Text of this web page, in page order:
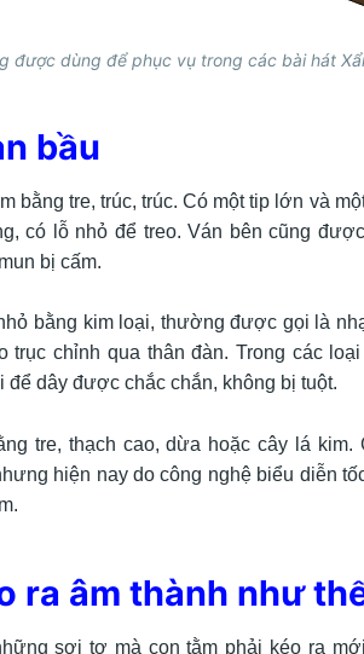
được dùng để phục vụ trong các bài hát
bầu
bằng tre, trúc, trúc. Có một tip lớn và
có lỗ nhỏ để treo. Ván bên cũng
bị cấm.
bằng kim loại, thường được gọi là
chỉnh qua thân đàn. Trong các
dây được chắc chắn, không bị tuột.
tre, thạch cao, dừa hoặc cây lá kim.
hiện nay do công nghệ biểu diễn
ra âm thành như
sợi tơ mà con tằm phải kéo ra